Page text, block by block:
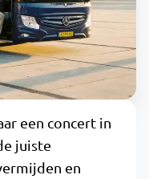
een concert in
juiste
en